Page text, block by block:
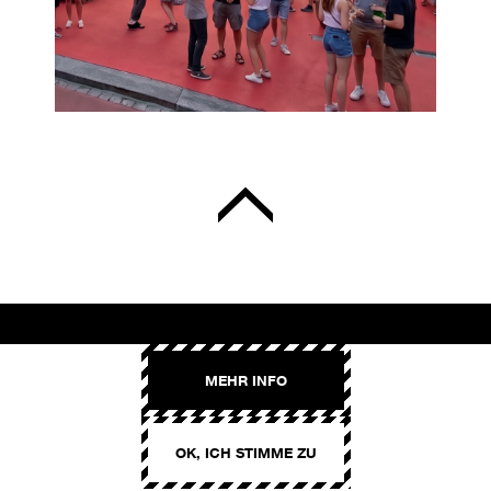
OK, ICH STIMME ZU
MEHR INFO
Binzmühlestrasse 170c
CH-8050 Zürich
CONTACT